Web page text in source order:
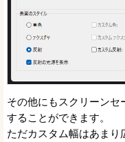
その他にもスクリーンセ
することができます。
ただカスタム幅はあま